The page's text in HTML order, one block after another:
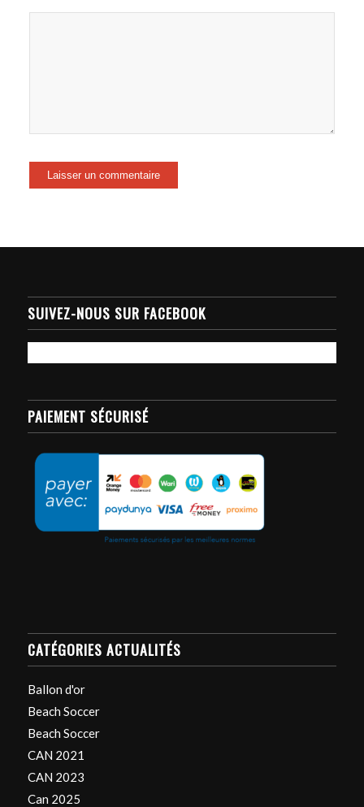
SUIVEZ-NOUS SUR FACEBOOK
PAIEMENT SÉCURISÉ
CATÉGORIES ACTUALITÉS
Ballon d'or
Beach Soccer
Beach Soccer
CAN 2021
CAN 2023
Can 2025